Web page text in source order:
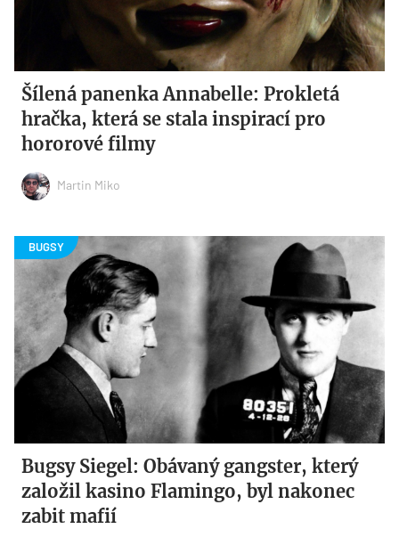
Šílená panenka Annabelle: Prokletá
hračka, která se stala inspirací pro
hororové filmy
Martin Miko
Bugsy Siegel: Obávaný gangster, který
založil kasino Flamingo, byl nakonec
zabit mafií